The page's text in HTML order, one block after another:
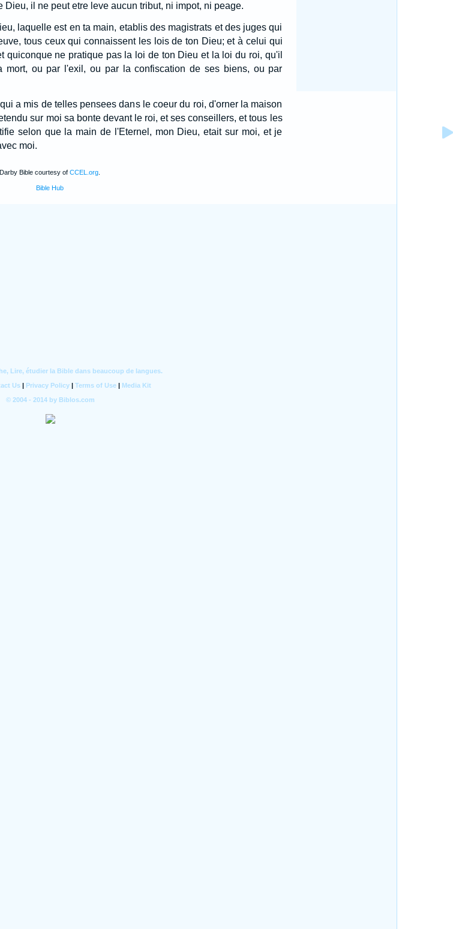
il ne peut etre leve aucun tribut, ni impot, ni peage.
laquelle est en ta main, etablis des magistrats et des juges qui
tous ceux qui connaissent les lois de ton Dieu; et à celui qui
quiconque ne pratique pas la loi de ton Dieu et la loi du roi, qu'il
mort, ou par l'exil, ou par la confiscation de ses biens, ou par
a mis de telles pensees dans le coeur du roi, d'orner la maison
sur moi sa bonte devant le roi, et ses conseillers, et tous les
selon que la main de l'Eternel, mon Dieu, etait sur moi, et je
moi.
Darby Bible courtesy of CCEL.org
Bible Hub